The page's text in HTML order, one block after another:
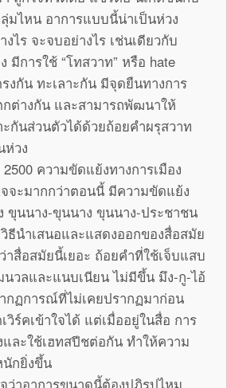
มไหน อาการแบบนี้น่าเป็นห่วง
ไร จะจบอย่างไร เช่นเดียวกับ
มีการใช้ “โทสวาท” หรือ hate
รงกัน ทะเลาะกัน มีจุดยืนทางการ
กต่างกัน และสามารถพัฒนาให้
ะกันส่วนตัวได้ด้วยถ้อยคำผรุสวาท
ห่วง
ความขัดแย้งทางการเมือง
จะมากกว่าตอนนี้ มีความขัดแย้ง
ขุนนาง-ขุนนาง ขุนนาง-ประชาชน
ธีนำเสนอและแสดงออกของสื่อสมัย
สื่อสมัยนี้เยอะ ถ้อยคำที่ใช้เจ็บแสบ
วลและแนบเนียน ไม่มีขึ้น มึง-กู-ไอ้
กฏการณ์ที่ไม่เคยปรากฏมาก่อน
วิร์คเข้าใจได้ แต่เมื่ออยู่ในสื่อ การ
และใช้เฮทสปีชต่อกัน ทำให้ความ
กยิ่งขึ้น
ว่าอาการขนาดนี้ต้องปฏิรูปไหม